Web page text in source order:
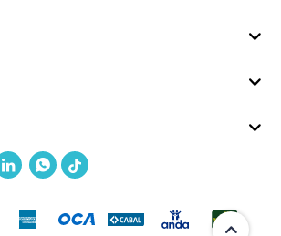
 